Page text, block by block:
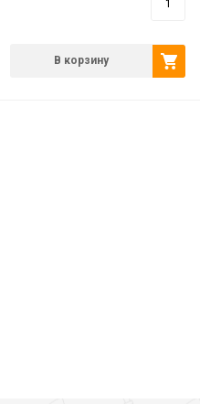
В корзину